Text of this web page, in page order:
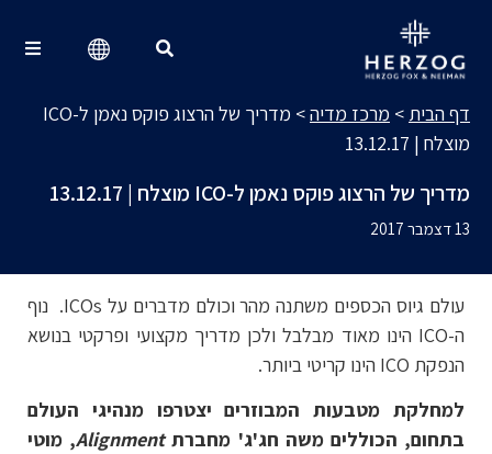
דף הבית > מרכז מדיה>
מדריך של הרצוג פוקס נאמן ל-ICO
מוצלח | 13.12.17
מדריך של הרצוג פוקס נאמן ל-ICO מוצלח | 13.12.17
13 דצמבר 2017
עולם גיוס הכספים משתנה מהר וכולם מדברים על ICOs. נוף
ה-ICO הינו מאוד מבלבל ולכן מדריך מקצועי ופרקטי בנושא
הנפקת ICO הינו קריטי ביותר.
למחלקת מטבעות המבוזרים יצטרפו מנהיגי העולם
בתחום, הכוללים משה חג'ג' מחברתAlignment, מוטי